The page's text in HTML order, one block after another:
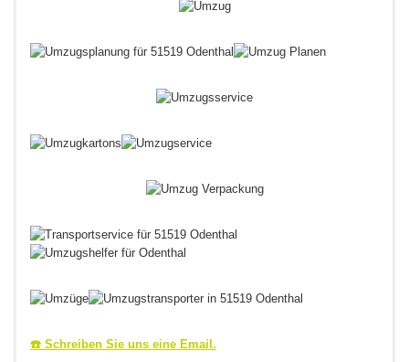
☎️ Schreiben Sie uns eine Email.